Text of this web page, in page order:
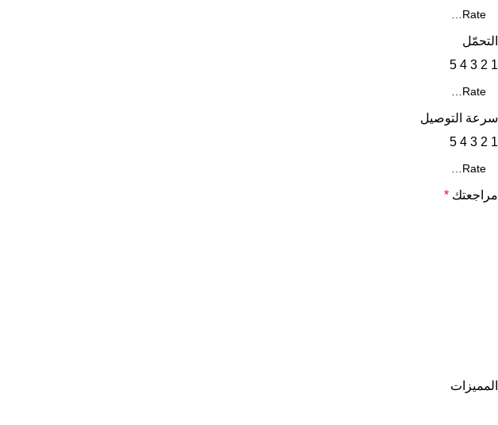
التحمّل
1
2
3
4
5
سرعة التوصيل
1
2
3
4
5
مراجعتك *
المميزات